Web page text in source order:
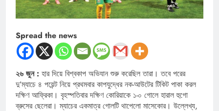
Spread the news
২৬ জুন : হার দিয়ে বিশ্বকাপ অভিযান শুরু করেছিল তারা। তবে পরের
দু’ম্যাচে ৪ পয়েন্ট নিয়ে প্রথমবার কাপযুদ্ধের নক-আউটের টিকিট পাকা করল
দক্ষিণ আফ্রিকা। বৃহস্পতিবার দক্ষিণ কোরিয়াকে ১-০ গোলে হারাল হুগো
ব্রুসের ছেলেরা। ম্যাচের একমাত্র গোলটি থাপেলো মাসেকোর। উল্লেখ্য,